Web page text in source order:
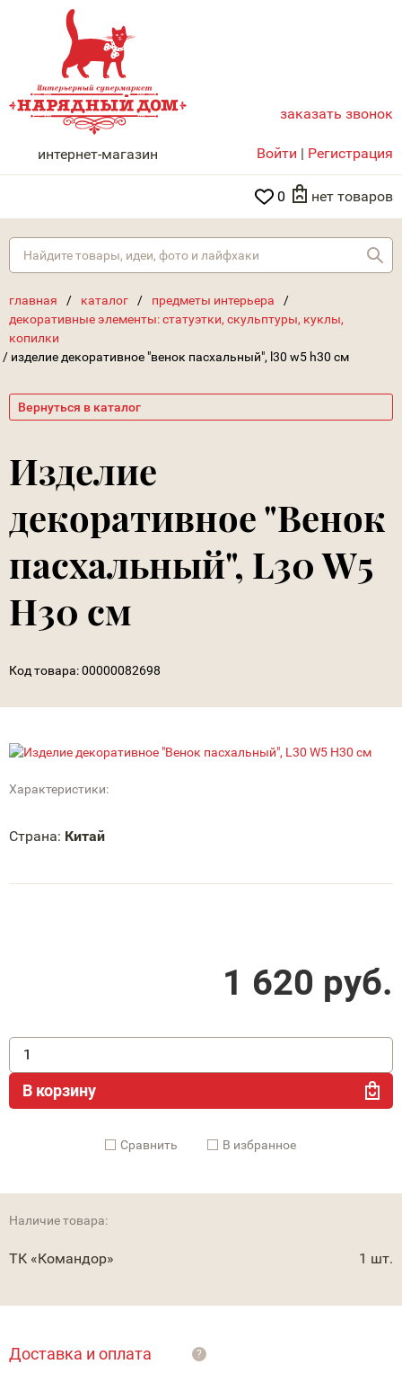
НАРЯДНЫЙ ДОМ
интернет-магазин
заказать звонок
Войти | Регистрация
0 нет товаров
главная / каталог / предметы интерьера
/
декоративные элементы: статуэтки, скульптуры, куклы,
копилки
/ изделие декоративное "венок пасхальный", l30 w5 h30 см
Вернуться в каталог
Изделие
декоративное "Венок
пасхальный", L30 W5
H30 см
Код товара:00000082698
Характеристики:
Страна: Китай
1 620 руб.
В корзину
Cравнить В избранное
Наличие товара:
ТК «Командор» 1 шт.
Доставка и оплата ?